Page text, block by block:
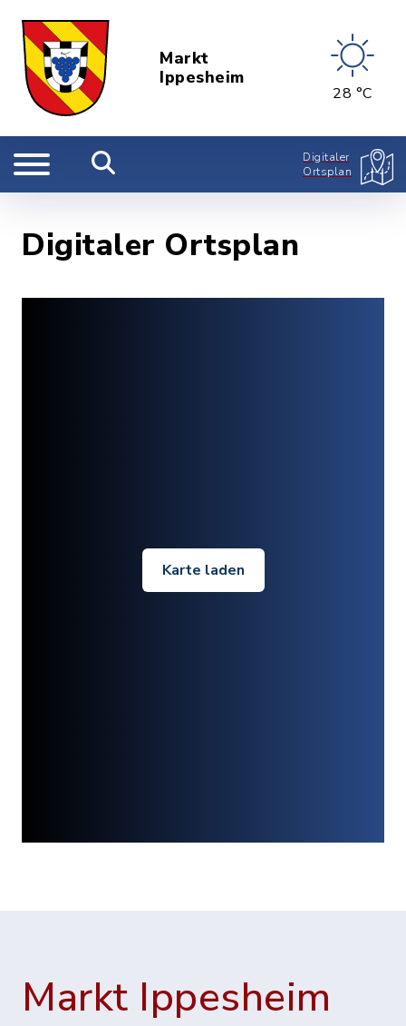
Markt
Ippesheim
28 °C
Digitaler
Ortsplan
Digitaler Ortsplan
Karte laden
Markt Ippesheim